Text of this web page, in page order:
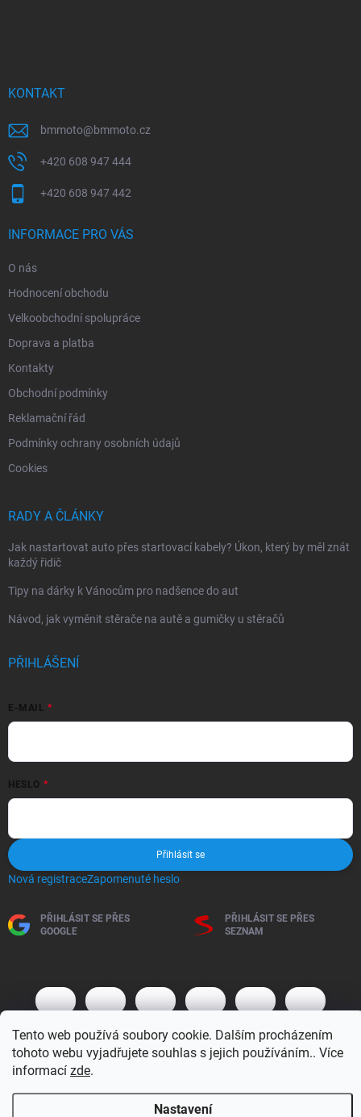
Tento web používá soubory cookie. Dalším procházením
tohoto webu vyjadřujete souhlas s jejich používáním.. Více
informací zde.
Nastavení
KONTAKT
bmmoto@bmmoto.cz
+420 608 947 444
+420 608 947 442
INFORMACE PRO VÁS
O nás
Hodnocení obchodu
Velkoobchodní spolupráce
Doprava a platba
Kontakty
Obchodní podmínky
Reklamační řád
Podmínky ochrany osobních údajů
Cookies
RADY A ČLÁNKY
Jak nastartovat auto přes startovací kabely? Úkon, který by měl znát
každý řidič
Tipy na dárky k Vánocům pro nadšence do aut
Návod, jak vyměnit stěrače na autě a gumičky u stěračů
PŘIHLÁŠENÍ
E-MAIL
HESLO
Přihlásit se
Nová registraceZapomenuté heslo
PŘIHLÁSIT SE PŘES
GOOGLE
PŘIHLÁSIT SE PŘES
SEZNAM
Copyright 2026BM MOTO s.r.o.. Všechna práva vyhrazena.Upravit
nastavení cookies